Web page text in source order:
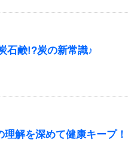
石鹸!?炭の新常識♪
理解を深めて健康キープ！